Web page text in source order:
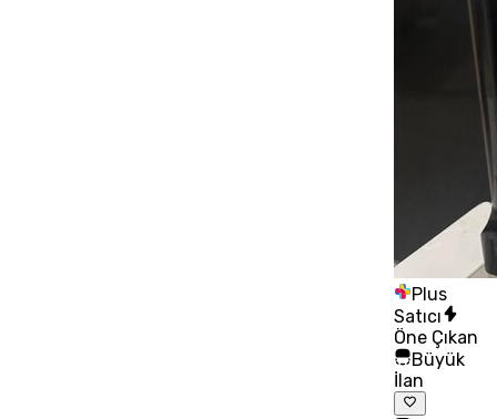
Plus
Satıcı
Öne Çıkan
Büyük
İlan